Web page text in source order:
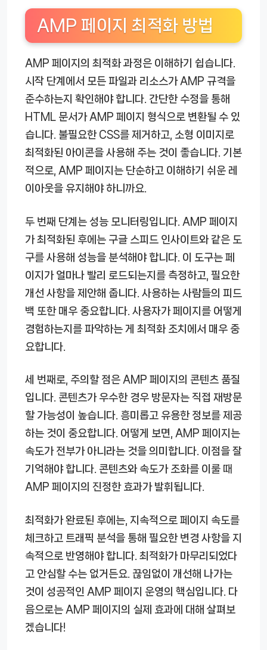
AMP 페이지 최적화 방법
AMP 페이지의 최적화 과정은 이해하기 쉽습니다.
시작 단계에서 모든 파일과 리소스가 AMP 규격을
준수하는지 확인해야 합니다. 간단한 수정을 통해
HTML 문서가 AMP 페이지 형식으로 변환될 수 있
습니다. 불필요한 CSS를 제거하고, 소형 이미지로
최적화된 아이콘을 사용해 주는 것이 좋습니다. 기본
적으로, AMP 페이지는 단순하고 이해하기 쉬운 레
이아웃을 유지해야 하니까요.
두 번째 단계는 성능 모니터링입니다. AMP 페이지
가 최적화된 후에는 구글 스피드 인사이트와 같은 도
구를 사용해 성능을 분석해야 합니다. 이 도구는 페
이지가 얼마나 빨리 로드되는지를 측정하고, 필요한
개선 사항을 제안해 줍니다. 사용하는 사람들의 피드
백 또한 매우 중요합니다. 사용자가 페이지를 어떻게
경험하는지를 파악하는 게 최적화 조치에서 매우 중
요합니다.
세 번째로, 주의할 점은 AMP 페이지의 콘텐츠 품질
입니다. 콘텐츠가 우수한 경우 방문자는 직접 재방문
할 가능성이 높습니다. 흥미롭고 유용한 정보를 제공
하는 것이 중요합니다. 어떻게 보면, AMP 페이지는
속도가 전부가 아니라는 것을 의미합니다. 이점을 잘
기억해야 합니다. 콘텐츠와 속도가 조화를 이룰 때
AMP 페이지의 진정한 효과가 발휘됩니다.
최적화가 완료된 후에는, 지속적으로 페이지 속도를
체크하고 트래픽 분석을 통해 필요한 변경 사항을 지
속적으로 반영해야 합니다. 최적화가 마무리되었다
고 안심할 수는 없거든요. 끊임없이 개선해 나가는
것이 성공적인 AMP 페이지 운영의 핵심입니다. 다
음으로는 AMP 페이지의 실제 효과에 대해 살펴보
겠습니다!